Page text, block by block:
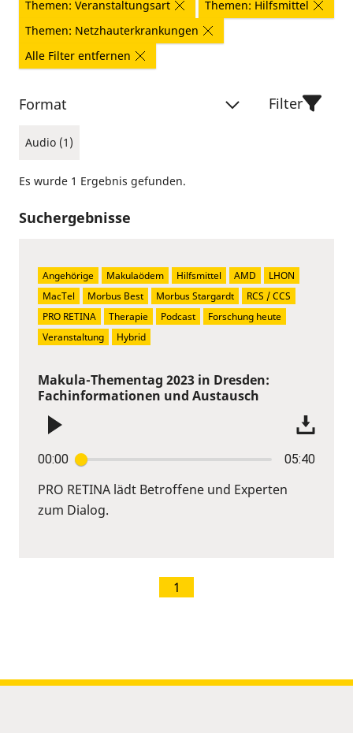
Themen: Veranstaltungsart
Themen: Hilfsmittel
Themen: Netzhauterkrankungen
Alle Filter entfernen
Format
Audio (1)
Filter
Es wurde 1 Ergebnis gefunden.
Suchergebnisse
Makula-Thementag 2023 in Dresden:
Fachinformationen und Austausch
00:00 05:40
PRO RETINA lädt Betroffene und Experten
zum Dialog.
Angehörige Makulaödem Hilfsmittel AMD
LHON
MacTel
Morbus Best Morbus Stargardt
RCS / CCS
PRO RETINA
Therapie Podcast
Forschung heute
Veranstaltung
Hybrid
1